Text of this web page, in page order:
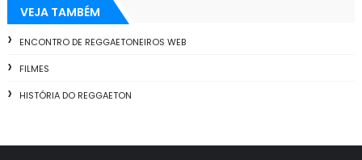
VEJA TAMBÉM
ENCONTRO DE REGGAETONEIROS WEB
FILMES
HISTÓRIA DO REGGAETON